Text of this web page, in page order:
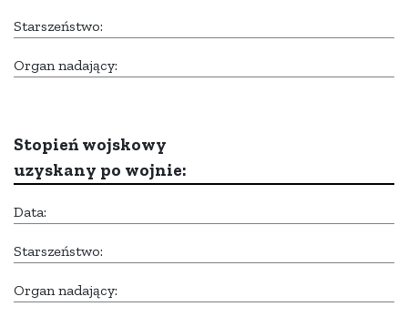
Starszeństwo:
Organ nadający:
Stopień wojskowy
uzyskany po wojnie:
Data:
Starszeństwo:
Organ nadający: